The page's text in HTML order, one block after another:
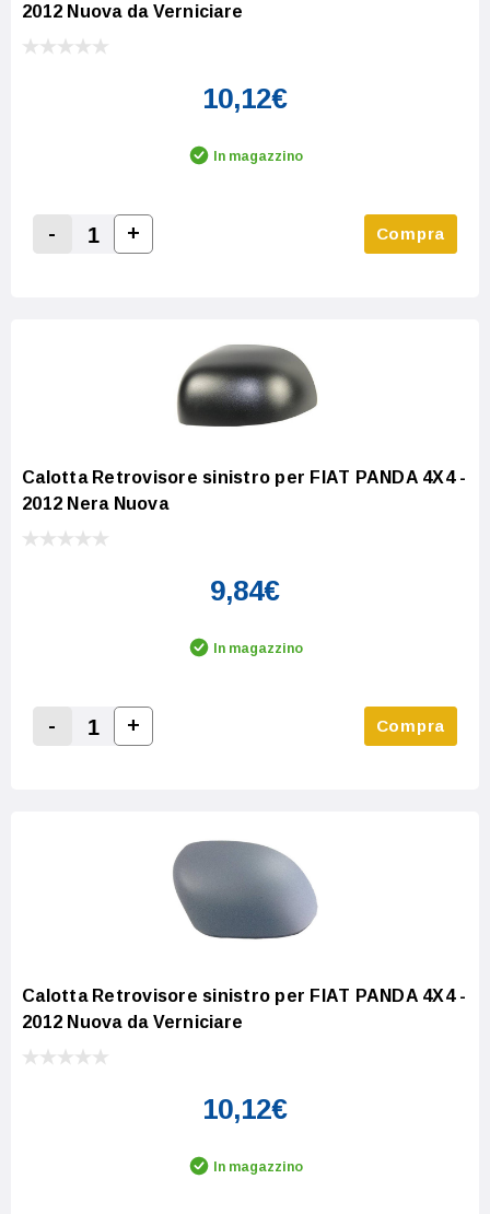
2012 Nuova da Verniciare
10,12€
In magazzino
Decrease Quantity:
-
Increase Quantity:
+ Compra
Calotta Retrovisore sinistro per FIAT PANDA 4X4 -
2012 Nera Nuova
9,84€
In magazzino
Decrease Quantity:
-
Increase Quantity:
+ Compra
Calotta Retrovisore sinistro per FIAT PANDA 4X4 -
2012 Nuova da Verniciare
10,12€
In magazzino